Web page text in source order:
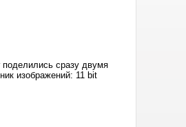
поделились сразу двумя
изображений: 11 bit